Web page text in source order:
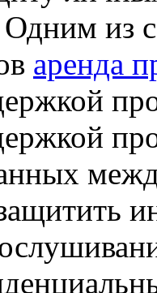
Одним
аренда